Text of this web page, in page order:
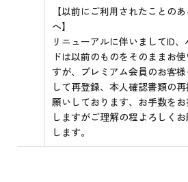
【以前にご利用されたことの
へ】
リニューアルに伴いましてID、
ドは以前のものをそのままお
すが、プレミアム会員のお客様
して再登録、本人確認書類の
願いしております、お手数を
しますがご理解の程よろしく
します。